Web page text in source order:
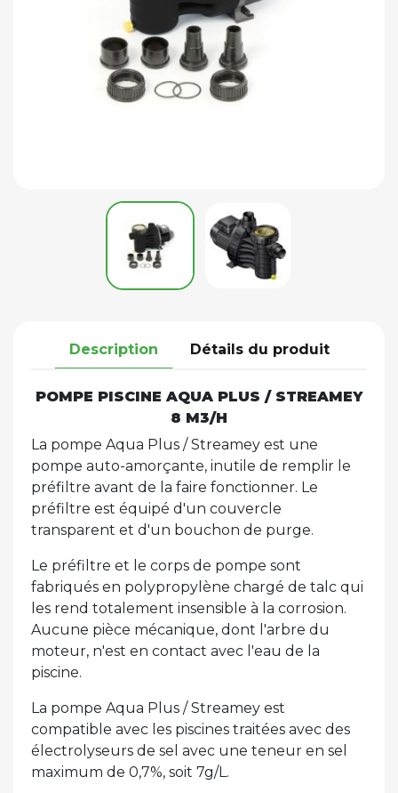
Description Détails du produit
POMPE PISCINE AQUA PLUS / STREAMEY
8 M3/H
La pompe Aqua Plus / Streamey est une
pompe auto-amorçante, inutile de remplir le
préfiltre avant de la faire fonctionner. Le
préfiltre est équipé d'un couvercle
transparent et d'un bouchon de purge.
Le préfiltre et le corps de pompe sont
fabriqués en polypropylène chargé de talc qui
les rend totalement insensible à la corrosion.
Aucune pièce mécanique, dont l'arbre du
moteur, n'est en contact avec l'eau de la
piscine.
La pompe Aqua Plus / Streamey est
compatible avec les piscines traitées avec des
électrolyseurs de sel avec une teneur en sel
maximum de 0,7%, soit 7g/L.